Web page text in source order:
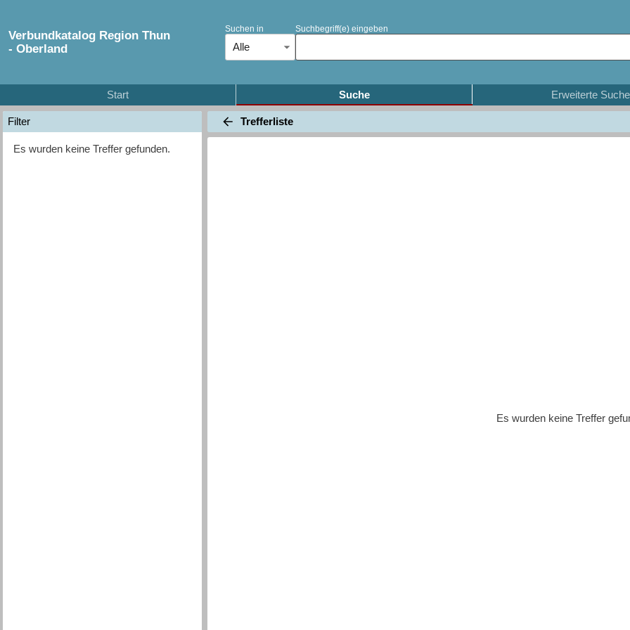
Verbundkatalog Region Thun
- Oberland
Suchen in
Alle
Suchbegriff(e) eingeben
Start Suche Erweiterte Suche
Filter
Es wurden keine Treffer gefunden.
Trefferliste
Es wurden keine Treffer